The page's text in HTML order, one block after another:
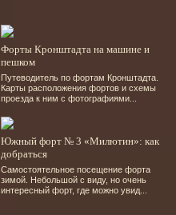
Форты Кронштадта на машине и
пешком
Путеводитель по фортам Кронштадта.
Карты расположения фортов и схемы
проезда к ним с фотографиями...
Южный форт № 3 «Милютин»: как
добраться
Самостоятельное посещение форта
зимой. Небольшой с виду, но очень
интересный форт, где можно увид...